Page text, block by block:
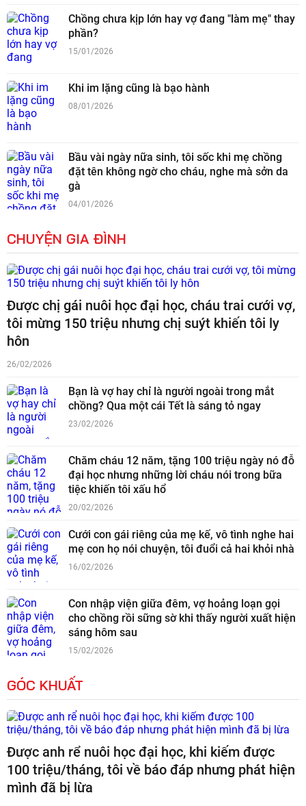
Chồng chưa kịp lớn hay vợ đang "làm mẹ" thay
phần?
15/01/2026
Khi im lặng cũng là bạo hành
08/01/2026
Bầu vài ngày nữa sinh, tôi sốc khi mẹ chồng
đặt tên không ngờ cho cháu, nghe mà sởn da
gà
04/01/2026
CHUYỆN GIA ĐÌNH
Được chị gái nuôi học đại học, cháu trai cưới vợ,
tôi mừng 150 triệu nhưng chị suýt khiến tôi ly
hôn
26/02/2026
Bạn là vợ hay chỉ là người ngoài trong mắt
chồng? Qua một cái Tết là sáng tỏ ngay
23/02/2026
Chăm cháu 12 năm, tặng 100 triệu ngày nó đỗ
đại học nhưng những lời cháu nói trong bữa
tiệc khiến tôi xấu hổ
20/02/2026
Cưới con gái riêng của mẹ kế, vô tình nghe hai
mẹ con họ nói chuyện, tôi đuổi cả hai khỏi nhà
16/02/2026
Con nhập viện giữa đêm, vợ hoảng loạn gọi
cho chồng rồi sững sờ khi thấy người xuất hiện
sáng hôm sau
15/02/2026
GÓC KHUẤT
Được anh rể nuôi học đại học, khi kiếm được
100 triệu/tháng, tôi về báo đáp nhưng phát hiện
mình đã bị lừa